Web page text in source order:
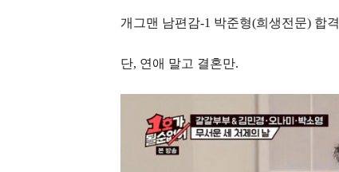
개그맨 남편감-1 박준형(희생전문) 합격
단, 연애 말고 결혼만.